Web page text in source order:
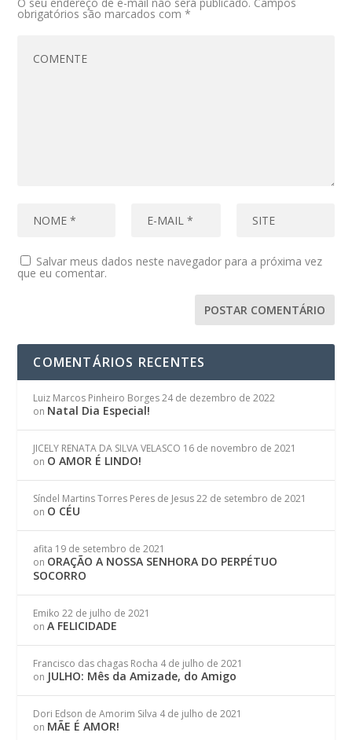
obrigatórios são marcados com*
Salvar meus dados neste navegador para a próxima vez
que eu comentar.
COMENTÁRIOS RECENTES
Luiz Marcos Pinheiro Borges 24 de dezembro de 2022
on Natal Dia Especial!
JICELY RENATA DA SILVA VELASCO 16 de novembro de 2021
on O AMOR É LINDO!
Síndel Martins Torres Peres de Jesus 22 de setembro de 2021
on O CÉU
afita 19 de setembro de 2021
on ORAÇÃO A NOSSA SENHORA DO PERPÉTUO
SOCORRO
Emiko 22 de julho de 2021
onA FELICIDADE
Francisco das chagas Rocha 4 de julho de 2021
on JULHO: Mês da Amizade, do Amigo
Dori Edson de Amorim Silva 4 de julho de 2021
on MÃE É AMOR!